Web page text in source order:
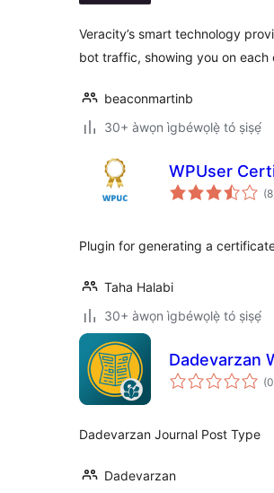
Veracity’s smart technology
bot traffic, showing you on
beaconmartinb
30+ àwọn ìgbéwọlẹ̀ tó ṣiṣẹ́
WPUser
(8
Plugin for generating a
Taha Halabi
30+ àwọn ìgbéwọlẹ̀ tó ṣiṣẹ́
Dadevarzan
(0
Dadevarzan Journal Post Type
Dadevarzan